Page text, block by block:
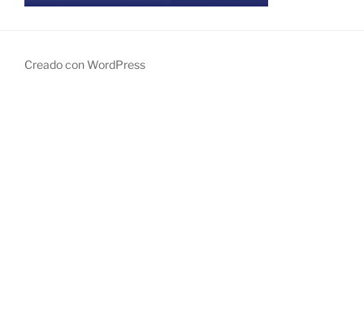
Creado con WordPress